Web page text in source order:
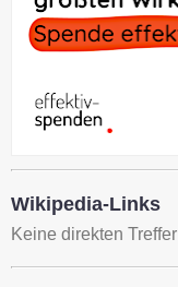
Wikipedia-Links
Keine direkten Treffer